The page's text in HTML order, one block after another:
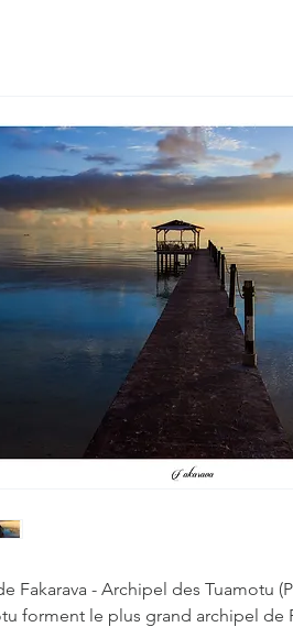
Fakarava - Archipel des Tuamotu
forment le plus grand archipel de